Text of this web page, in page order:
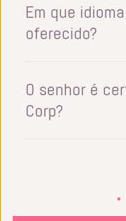
tem experiência
Controle
conceitos
Em que
oferecido?
cobertos pelos
como holandês,
O senhor é
Corp?